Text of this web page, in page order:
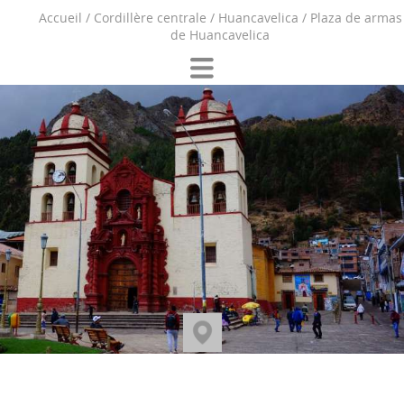
Accueil / Cordillère centrale / Huancavelica / Plaza de armas
de Huancavelica